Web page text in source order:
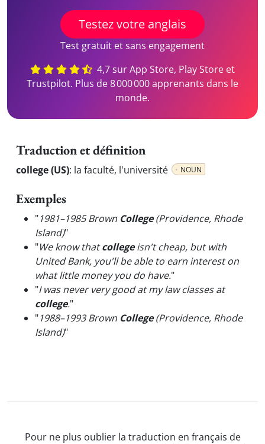
Testez votre anglais
Test gratuit et sans engagement
4,7 sur App Store, Play Store et
Trustpilot. Plus de 8 000 000 apprenants dans le
monde.
Traduction et définition
college (US): la faculté, l'université NOUN
Exemples
"1981–1985 Brown College(Providence, Rhode
Island)"
"We know thatcollegeisn't cheap, but with
United Bank, you'll be able to earn interest on
what little money you do have."
"I was never very good at my law classes at
college."
"1988–1993 Brown College(Providence, Rhode
Island)"
Pour ne plus oublier la traduction en français de